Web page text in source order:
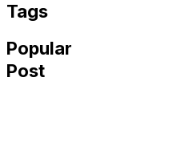
Tags
Popular
Post